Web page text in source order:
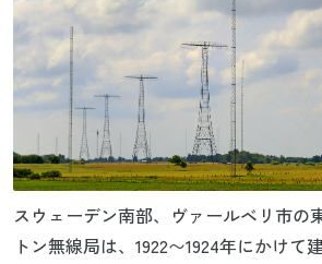
スウェーデン南部、ヴァールベリ市の
トン無線局は、1922〜1924年にかけて